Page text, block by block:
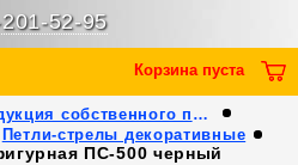
52-95
Корзина пуста
Продукция собственного производства
Петли-стрелы декоративные
ПС-500 черный